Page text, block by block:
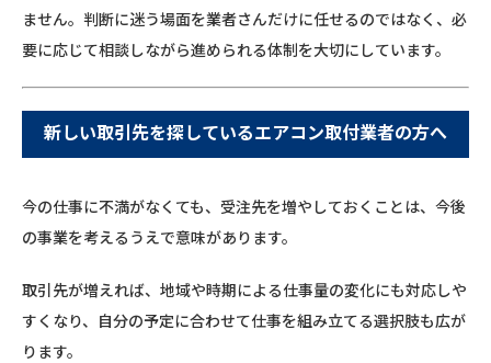
ません。判断に迷う場面を業者さんだけに任せるのではなく、必
要に応じて相談しながら進められる体制を大切にしています。
新しい取引先を探しているエアコン取付業者の方へ
今の仕事に不満がなくても、受注先を増やしておくことは、今後
の事業を考えるうえで意味があります。
取引先が増えれば、地域や時期による仕事量の変化にも対応しや
すくなり、自分の予定に合わせて仕事を組み立てる選択肢も広が
ります。